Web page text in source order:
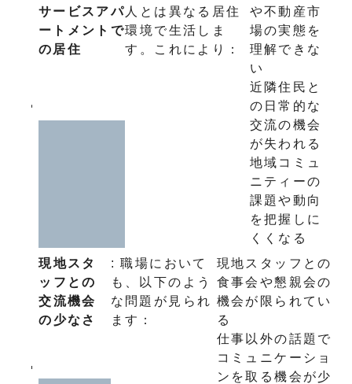
サービスアパ
ートメントで
の居住
人とは異なる居住
環境で生活しま
す。これにより：
や不動産市
場の実態を
理解できな
い
近隣住民と
の日常的な
交流の機会
が失われる
地域コミュ
ニティーの
課題や動向
を把握しに
くくなる
現地スタ
ッフとの
交流機会
の少なさ
: 職場において
も、以下のよう
な問題が見られ
ます：
現地スタッフとの
食事会や懇親会の
機会が限られてい
る
仕事以外の話題で
コミュニケーショ
ンを取る機会が少